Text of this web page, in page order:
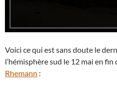
Voici ce qui est sans doute le
l’hémisphère sud le 12 mai en
Rhemann :